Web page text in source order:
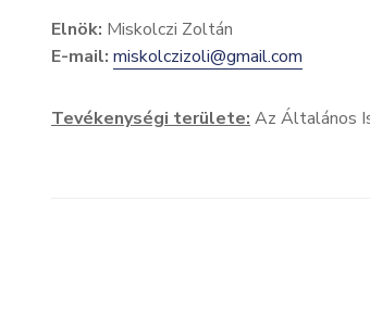
Elnök: Miskolczi Zoltán
E-mail: miskolczizoli@gmail.com
Tevékenységi területe: Az Általános